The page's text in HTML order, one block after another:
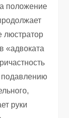
положение
люстратор
«адвоката
подавлению
руки